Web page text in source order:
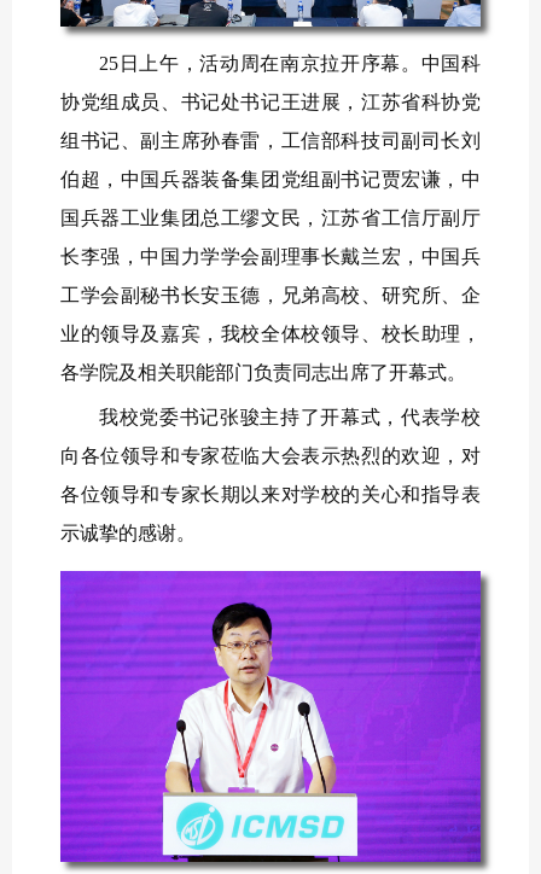
25日上午，活动周在南京拉开序幕。中国科
协党组成员、书记处书记王进展，江苏省科协党
组书记、副主席孙春雷，工信部科技司副司长刘
伯超，中国兵器装备集团党组副书记贾宏谦，中
国兵器工业集团总工缪文民，江苏省工信厅副厅
长李强，中国力学学会副理事长戴兰宏，中国兵
工学会副秘书长安玉德，兄弟高校、研究所、企
业的领导及嘉宾，我校全体校领导、校长助理，
各学院及相关职能部门负责同志出席了开幕式。
我校党委书记张骏主持了开幕式，代表学校
向各位领导和专家莅临大会表示热烈的欢迎，对
各位领导和专家长期以来对学校的关心和指导表
示诚挚的感谢。